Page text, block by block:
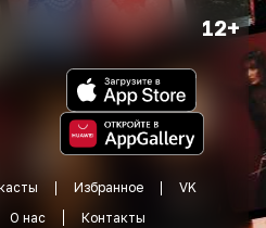
12+
Избранное
VK
О нас
Контакты